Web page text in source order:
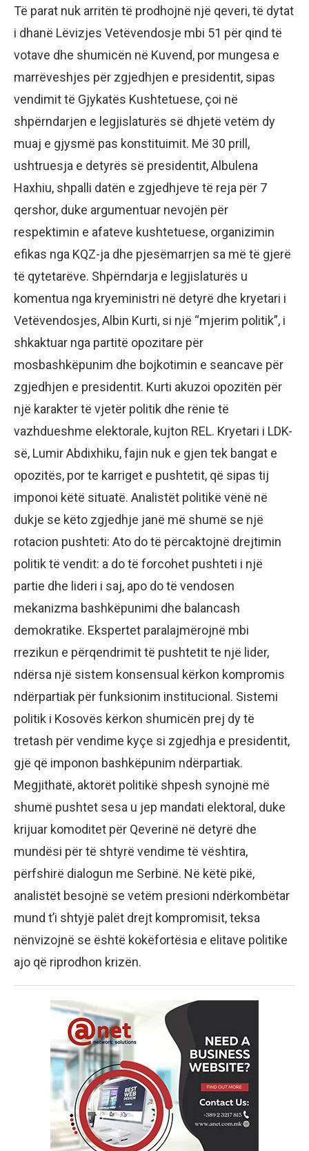
Të parat nuk arritën të prodhojnë një qeveri, të dytat
i dhanë Lëvizjes Vetëvendosje mbi 51 për qind të
votave dhe shumicën në Kuvend, por mungesa e
marrëveshjes për zgjedhjen e presidentit, sipas
vendimit të Gjykatës Kushtetuese, çoi në
shpërndarjen e legjislaturës së dhjetë vetëm dy
muaj e gjysmë pas konstituimit. Më 30 prill,
ushtruesja e detyrës së presidentit, Albulena
Haxhiu, shpalli datën e zgjedhjeve të reja për 7
qershor, duke argumentuar nevojën për
respektimin e afateve kushtetuese, organizimin
efikas nga KQZ-ja dhe pjesëmarrjen sa më të gjerë
të qytetarëve. Shpërndarja e legjislaturës u
komentua nga kryeministri në detyrë dhe kryetari i
Vetëvendosjes, Albin Kurti, si një “mjerim politik”, i
shkaktuar nga partitë opozitare për
mosbashkëpunim dhe bojkotimin e seancave për
zgjedhjen e presidentit. Kurti akuzoi opozitën për
një karakter të vjetër politik dhe rënie të
vazhdueshme elektorale, kujton REL. Kryetari i LDK-
së, Lumir Abdixhiku, fajin nuk e gjen tek bangat e
opozitës, por te karriget e pushtetit, që sipas tij
imponoi këtë situatë. Analistët politikë vënë në
dukje se këto zgjedhje janë më shumë se një
rotacion pushteti: Ato do të përcaktojnë drejtimin
politik të vendit: a do të forcohet pushteti i një
partie dhe lideri i saj, apo do të vendosen
mekanizma bashkëpunimi dhe balancash
demokratike. Ekspertet paralajmërojnë mbi
rrezikun e përqendrimit të pushtetit te një lider,
ndërsa një sistem konsensual kërkon kompromis
ndërpartiak për funksionim institucional. Sistemi
politik i Kosovës kërkon shumicën prej dy të
tretash për vendime kyçe si zgjedhja e presidentit,
gjë që imponon bashkëpunim ndërpartiak.
Megjithatë, aktorët politikë shpesh synojnë më
shumë pushtet sesa u jep mandati elektoral, duke
krijuar komoditet për Qeverinë në detyrë dhe
mundësi për të shtyrë vendime të vështira,
përfshirë dialogun me Serbinë. Në këtë pikë,
analistët besojnë se vetëm presioni ndërkombëtar
mund t’i shtyjë palët drejt kompromisit, teksa
nënvizojnë se është kokëfortësia e elitave politike
ajo që riprodhon krizën.